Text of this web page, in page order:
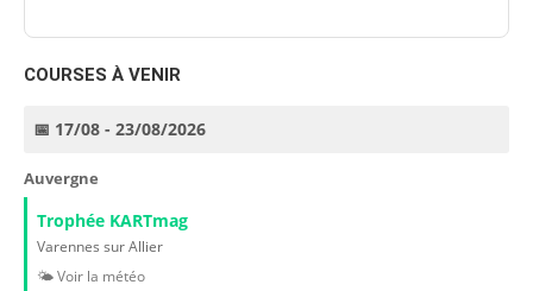
COURSES À VENIR
📅 17/08 - 23/08/2026
Auvergne
Trophée KARTmag
Varennes sur Allier
🌤️ Voir la météo